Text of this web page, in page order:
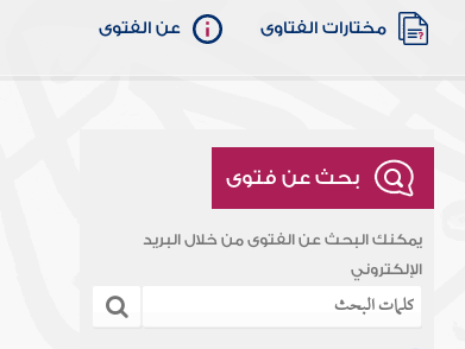
مختارات الفتاوى عن الفتوى
بحث عن فتوى
يمكنك البحث عن الفتوى من خلال البريد
الإلكتروني